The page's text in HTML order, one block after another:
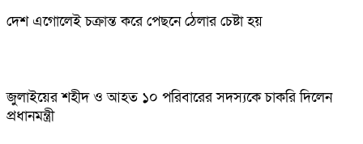
দেশ এগোলেই চক্রান্ত করে পেছনে ঠেলার চেষ্টা হয়
জুলাইয়ের শহীদ ও আহত ১০ পরিবারের সদস্যকে চাকরি দিলেন
প্রধানমন্ত্রী